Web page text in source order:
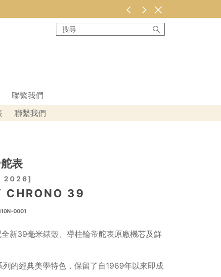
聯繫我們
聯繫我們
表
2026
CHRONO 39
0001
新39毫米錶殼、導柱輪帝舵表原廠機芯及鮮
的經典美學特色，保留了自1969年以來即成